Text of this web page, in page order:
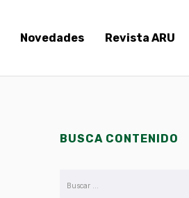
Novedades Revista ARU
BUSCA CONTENIDO